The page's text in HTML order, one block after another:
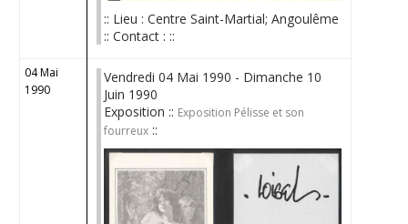
:: Lieu : Centre Saint-Martial; Angoulême
:: Contact : ::
04 Mai
1990
Vendredi 04 Mai 1990 - Dimanche 10
Juin 1990
Exposition :: Exposition Pélisse et son
fourreux ::